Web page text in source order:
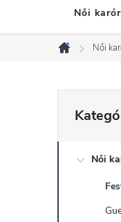
Női
Kezdőlap
Női
O
l
átugrása
Női